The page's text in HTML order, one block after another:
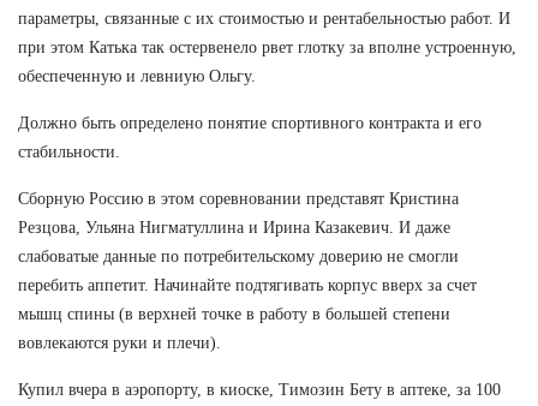
параметры, связанные с их стоимостью и рентабельностью работ. И
при этом Катька так остервенело рвет глотку за вполне устроенную,
обеспеченную и левниую Ольгу.
Должно быть определено понятие спортивного контракта и его
стабильности.
Сборную Россию в этом соревновании представят Кристина
Резцова, Ульяна Нигматуллина и Ирина Казакевич. И даже
слабоватые данные по потребительскому доверию не смогли
перебить аппетит. Начинайте подтягивать корпус вверх за счет
мышц спины (в верхней точке в работу в большей степени
вовлекаются руки и плечи).
Купил вчера в аэропорту, в киоске, Tимозин Бету в аптеке, за 100